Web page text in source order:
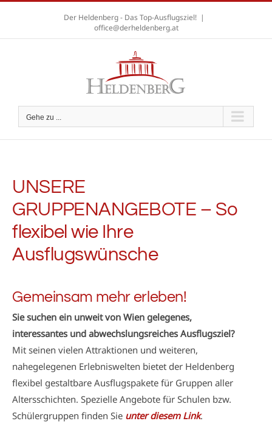
springen
Der Heldenberg - Das Top-Ausflugsziel! |
office@derheldenberg.at
A A A
Gehe zu ...
UNSERE
GRUPPENANGEBOTE – So
flexibel wie Ihre
Ausflugswünsche
Gemeinsam mehr erleben!
Sie suchen ein unweit von Wien gelegenes,
interessantes und abwechslungsreiches Ausflugsziel?
Mit seinen vielen Attraktionen und weiteren,
nahegelegenen Erlebniswelten bietet der Heldenberg
flexibel gestaltbare Ausflugspakete für Gruppen aller
Altersschichten. Spezielle Angebote für Schulen bzw.
Schülergruppen finden Sie unter diesem Link.